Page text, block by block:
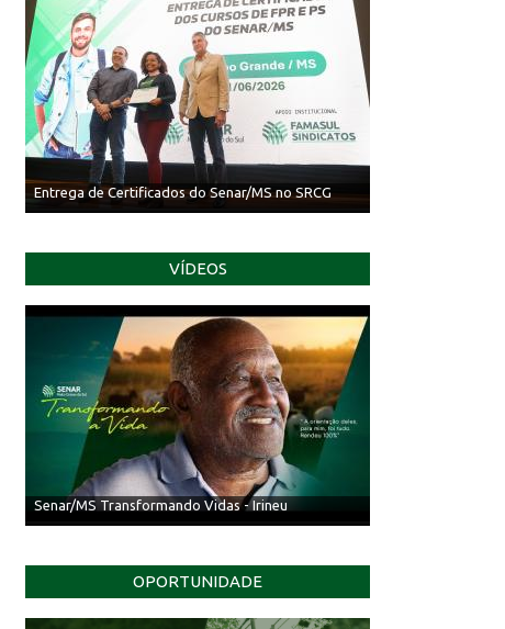
Entrega de Certificados do Senar/MS no SRCG
VÍDEOS
Senar/MS Transformando Vidas - Irineu
OPORTUNIDADE